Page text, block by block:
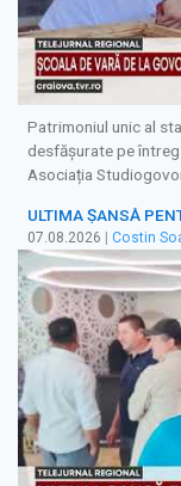
Patrimoniul unic al
desfășurate pe
Asociația
ULTIMA ȘANSĂ
07.08.2026 Costin